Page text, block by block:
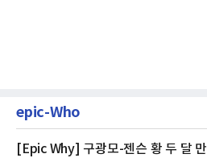
epic-Who
[Epic Why] 구광모-젠슨 황 두 달 만